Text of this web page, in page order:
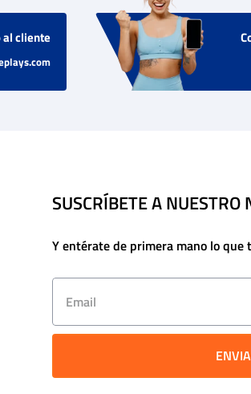
al cliente
SUSCRÍBETE A NUESTRO
Y entérate de primera mano lo que